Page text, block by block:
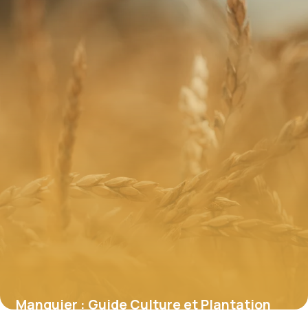
Manguier : Guide Culture et Plantation